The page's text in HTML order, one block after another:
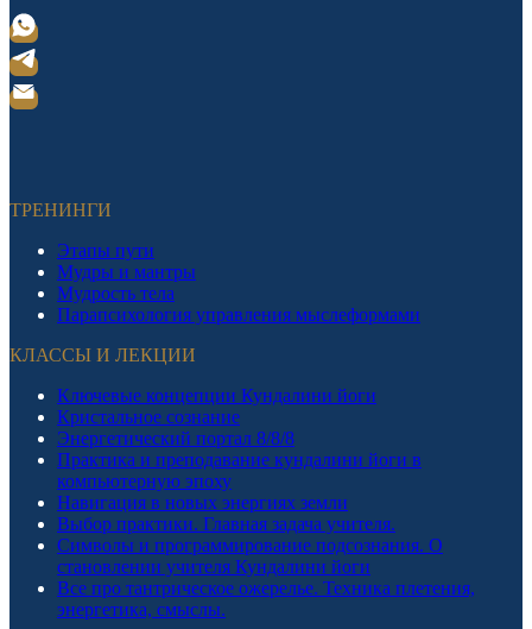
ТРЕНИНГИ
Этапы пути
Мудры и мантры
Мудрость тела
Парапсихология управления мыслеформами
КЛАССЫ И ЛЕКЦИИ
Ключевые концепции Кундалини йоги
Кристальное сознание
Энергетический портал 8/8/8
Практика и преподавание кундалини йоги в
компьютерную эпоху
Навигация в новых энергиях земли
Выбор практики. Главная задача учителя.
Символы и программирование подсознания. О
становлении учителя Кундалини йоги
Все про тантрическое ожерелье. Техника плетения,
энергетика, смыслы.